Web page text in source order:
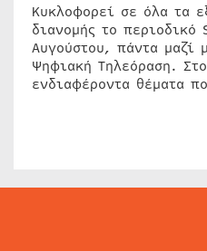
Κυκλοφορεί σε όλα τα
διανομής το
Αυγούστου, πάντα μαζί
Ψηφιακή Τηλεόραση.
ενδιαφέροντα θέματα